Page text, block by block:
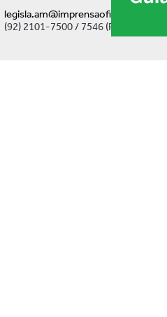
legisla.am@imprensaoficial.am.gov.br
(92) 2101-7500 / 7546 (Ramal)